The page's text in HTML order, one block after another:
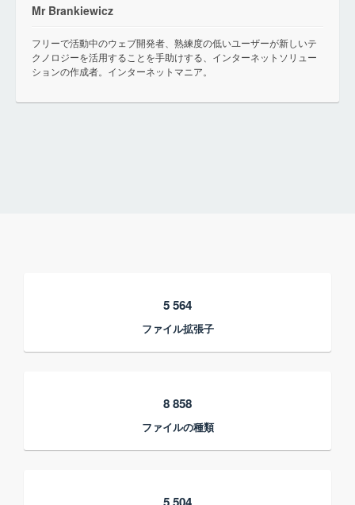
Mr Brankiewicz
フリーで活動中のウェブ開発者、熟練度の低いユーザーが新しいテ
クノロジーを活用することを手助けする、インターネットソリュー
ションの作成者。インターネットマニア。
5 564
ファイル拡張子
8 858
ファイルの種類